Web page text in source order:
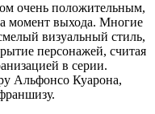
очень положительным,
момент выхода. Многие
визуальный стиль,
персонажей, считая
в серии.
Альфонсо Куарона,